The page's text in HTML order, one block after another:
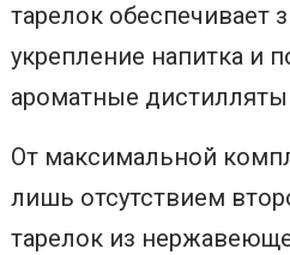
тарелок обеспечивает
укрепление напитка и
ароматные
От максимальной
лишь отсутствием
тарелок из